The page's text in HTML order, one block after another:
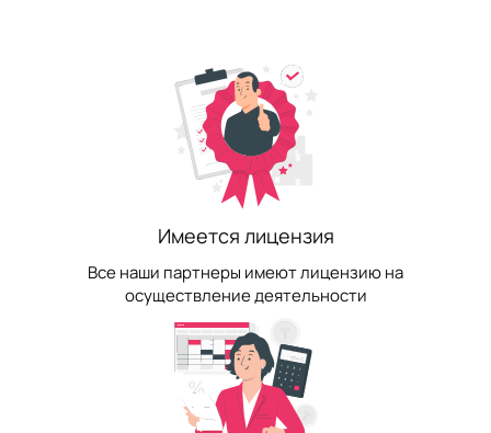
Имеется лицензия
Все наши партнеры имеют лицензию на
осуществление деятельности